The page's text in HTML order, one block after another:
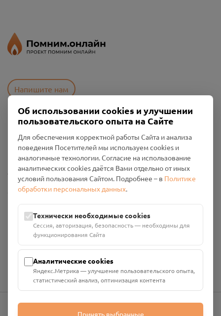
Напишите нам
Пользовательское соглашение
Политика конфиденциальности
Промо-материалы
Настройки cookies
Общество с ограниченной ответственностью «Смоленский
Проект Помним»
ИНН: 6700029207 ОГРН: 1256700001986
Юридический адрес: 216790, Смоленская область, р-н
Руднянский, г. Рудня, улица Западная, д. 26А, пом. 18
Номер счёта: 40702810901130004287 в АО "АЛЬФА-БАНК"
Кор. счёт: 30101810200000000593
Об использовании cookies и улучшении
пользовательского опыта на Сайте
Для обеспечения корректной работы Сайта и анализа
поведения Посетителей мы используем cookies и
аналогичные технологии. Согласие на использование
аналитических cookies даётся Вами отдельно от иных
условий пользования Сайтом. Подробнее – в Политике
обработки персональных данных.
Технически необходимые cookies
Сессия, авторизация, безопасность — необходимы для
функционирования Сайта
Аналитические cookies
Яндекс.Метрика — улучшение пользовательского опыта,
статистический анализ, оптимизация контента
Принять выбранные